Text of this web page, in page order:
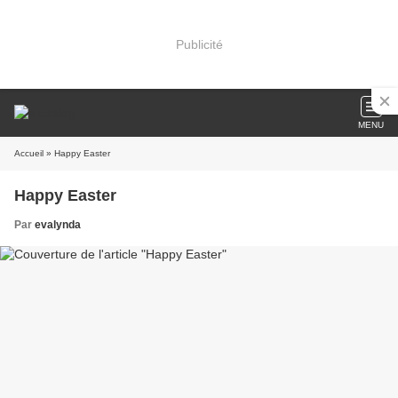
Publicité
MENU
Accueil » Happy Easter
Happy Easter
Par evalynda